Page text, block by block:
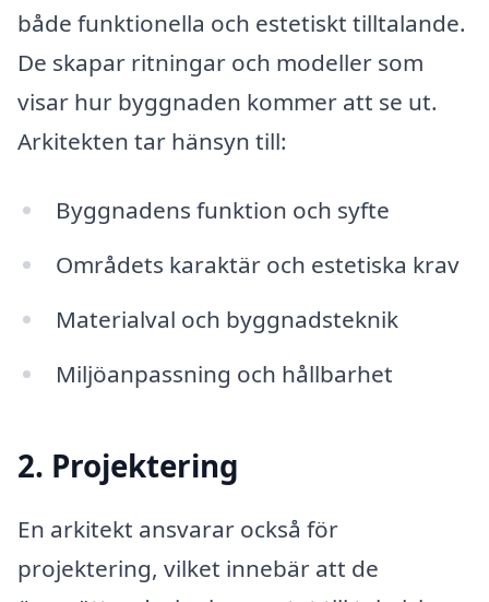
både funktionella och estetiskt tilltalande.
De skapar ritningar och modeller som
visar hur byggnaden kommer att se ut.
Arkitekten tar hänsyn till:
Byggnadens funktion och syfte
Områdets karaktär och estetiska krav
Materialval och byggnadsteknik
Miljöanpassning och hållbarhet
2. Projektering
En arkitekt ansvarar också för
projektering, vilket innebär att de